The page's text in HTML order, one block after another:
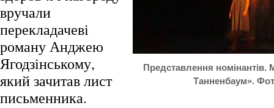
Представлення номінантів.
Танненбаум».
вручали
перекладачеві
роману Анджею
Ягодзінському,
який зачитав лист
письменника.